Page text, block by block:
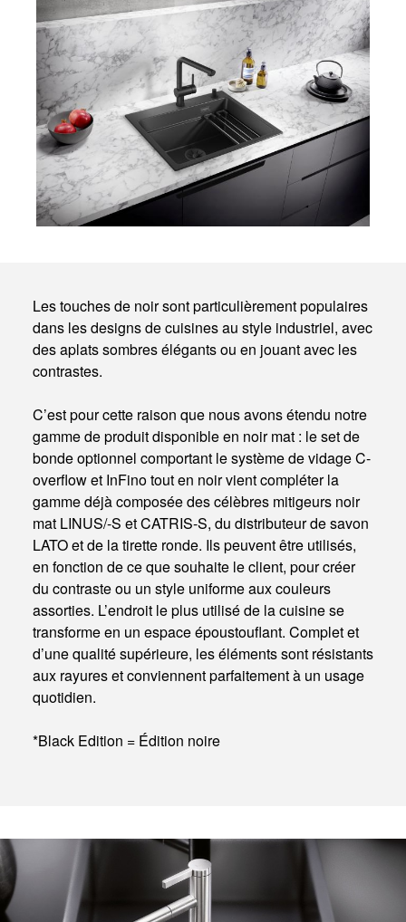
Les touches de noir sont particulièrement populaires
dans les designs de cuisines au style industriel, avec
des aplats sombres élégants ou en jouant avec les
contrastes.
C’est pour cette raison que nous avons étendu notre
gamme de produit disponible en noir mat : le set de
bonde optionnel comportant le système de vidage C-
overflow et InFino tout en noir vient compléter la
gamme déjà composée des célèbres mitigeurs noir
mat LINUS/-S et CATRIS-S, du distributeur de savon
LATO et de la tirette ronde. Ils peuvent être utilisés,
en fonction de ce que souhaite le client, pour créer
du contraste ou un style uniforme aux couleurs
assorties. L’endroit le plus utilisé de la cuisine se
transforme en un espace époustouflant. Complet et
d’une qualité supérieure, les éléments sont résistants
aux rayures et conviennent parfaitement à un usage
quotidien.
*Black Edition = Édition noire